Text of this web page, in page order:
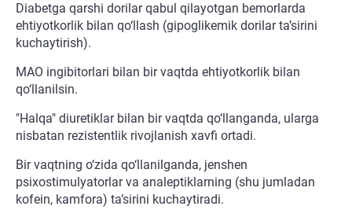
Diabetga qarshi dorilar qabul qilayotgan bemorlarda
ehtiyotkorlik bilan qo‘llash (gipoglikemik dorilar ta’sirini
kuchaytirish).
MAO ingibitorlari bilan bir vaqtda ehtiyotkorlik bilan
qo‘llanilsin.
"Halqa" diuretiklar bilan bir vaqtda qo‘llanganda, ularga
nisbatan rezistentlik rivojlanish xavfi ortadi.
Bir vaqtning o‘zida qo‘llanilganda, jenshen
psixostimulyatorlar va analeptiklarning (shu jumladan
kofein, kamfora) ta’sirini kuchaytiradi.